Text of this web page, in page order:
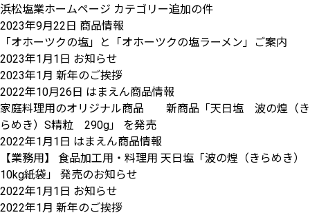
浜松塩業ホームページ カテゴリー追加の件
2023年9月22日 商品情報
「オホーツクの塩」と「オホーツクの塩ラーメン」ご案内
2023年1月1日 お知らせ
2023年1月 新年のご挨拶
2022年10月26日 はまえん商品情報
家庭料理用のオリジナル商品 新商品「天日塩 波の煌（き
らめき）S精粒 290g」 を発売
2022年1月1日 はまえん商品情報
【業務用】 食品加工用・料理用 天日塩「波の煌（きらめき）
10kg紙袋」 発売のお知らせ
2022年1月1日 お知らせ
2022年1月 新年のご挨拶